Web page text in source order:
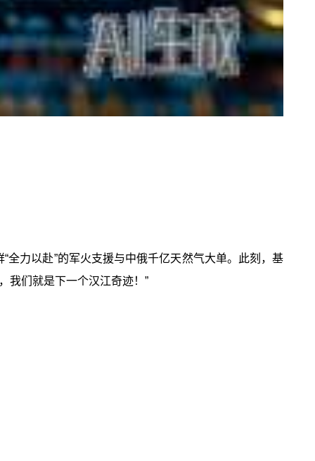
力以赴”的军火支援与中俄千亿天然气大单。此刻，基
我们就是下一个汉江奇迹！”